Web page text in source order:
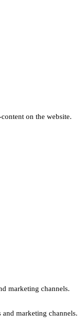
on the website.
marketing channels.
marketing channels.